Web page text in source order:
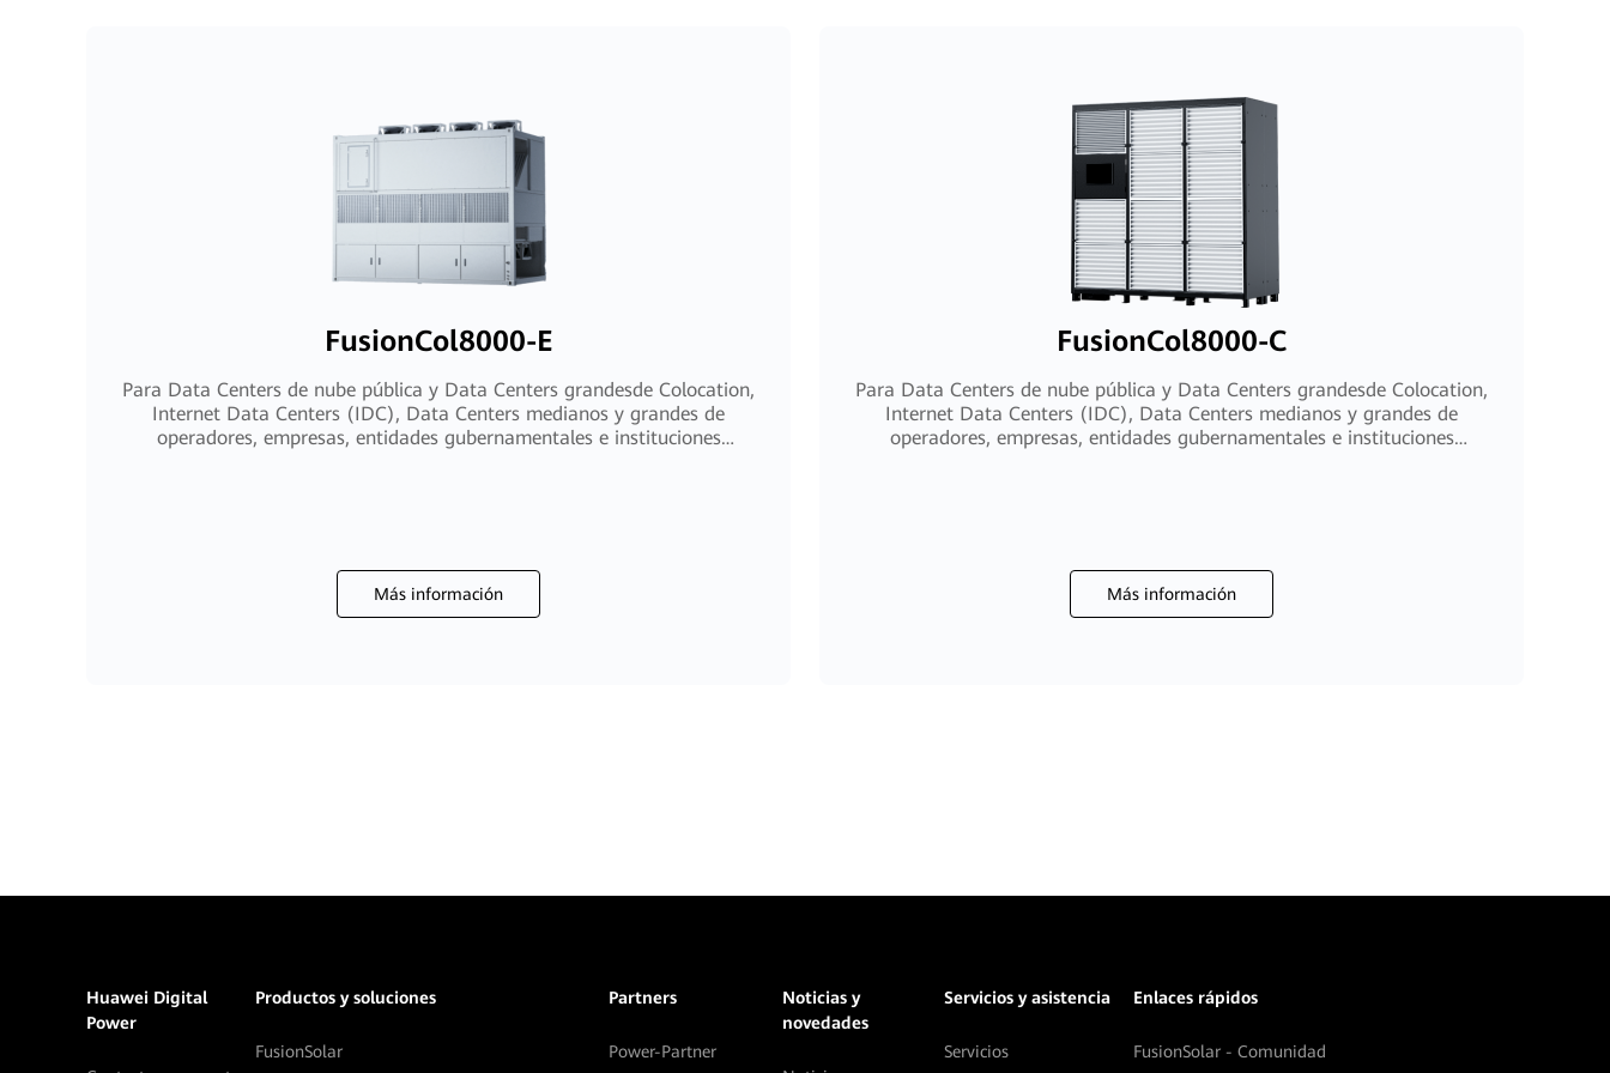
FusionCol8000-E
Para Data Centers de nube pública y Data Centers grandesde Colocation,
Internet Data Centers (IDC), Data Centers medianos y grandes de
operadores, empresas, entidades gubernamentales e instituciones
Más información
FusionCol8000-C
Para Data Centers de nube pública y Data Centers grandesde Colocation,
Internet Data Centers (IDC), Data Centers medianos y grandes de
operadores, empresas, entidades gubernamentales e instituciones
Más información
Huawei Digital
Power
Productos y soluciones
FusionSolar
Partners
Power-Partner
Noticias y
novedades
Servicios y asistencia
Servicios
Enlaces rápidos
FusionSolar - Comunidad